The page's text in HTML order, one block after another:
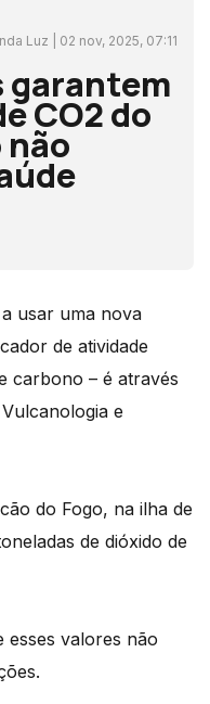
Luz | 02 nov, 2025, 07:11
garantem
CO2 do
não
usar uma nova
de atividade
carbono – é através
e
do Fogo, na ilha de
de dióxido de
esses valores não